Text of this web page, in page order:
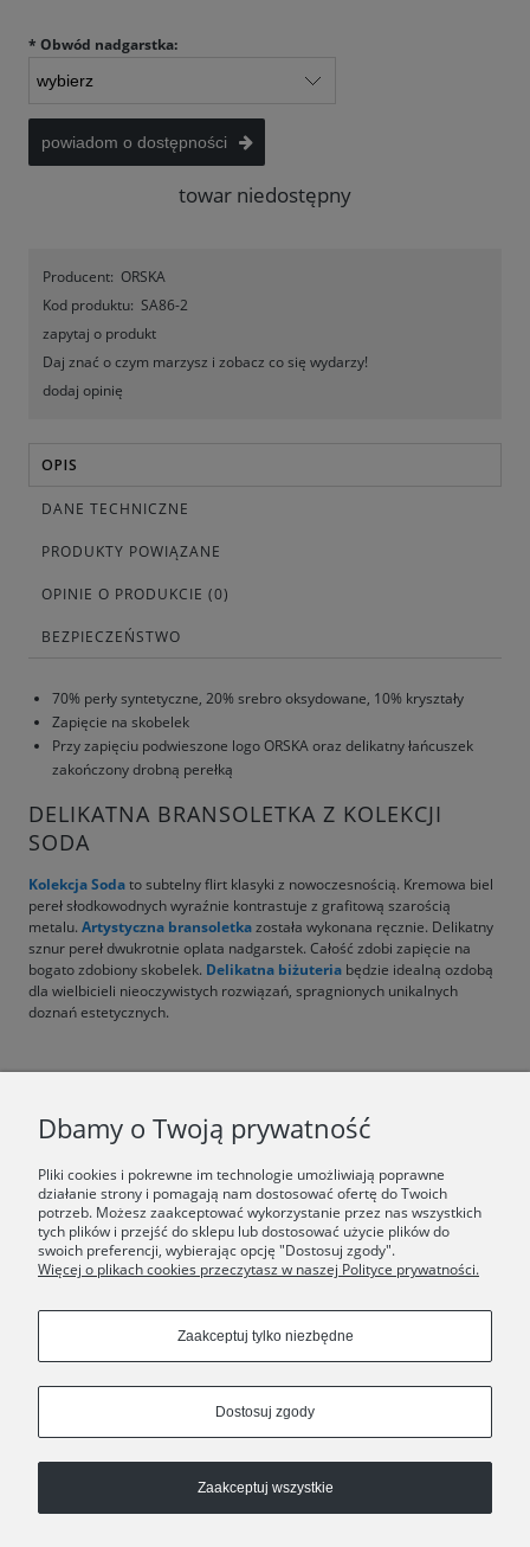
* Obwód nadgarstka:
powiadom o dostępności
towar niedostępny
Producent: ORSKA
Kod produktu: SA86-2
zapytaj o produkt
Daj znać o czym marzysz i zobacz co się wydarzy!
dodaj opinię
OPIS
DANE TECHNICZNE
PRODUKTY POWIĄZANE
OPINIE O PRODUKCIE (0)
BEZPIECZEŃSTWO
70% perły syntetyczne, 20% srebro oksydowane, 10% kryształy
Zapięcie na skobelek
Przy zapięciu podwieszone logo ORSKA oraz delikatny łańcuszek
zakończony drobną perełką
DELIKATNA BRANSOLETKA Z KOLEKCJI
SODA
Kolekcja Sodato subtelny flirt klasyki z nowoczesnością. Kremowa biel
pereł słodkowodnych wyraźnie kontrastuje z grafitową szarością
metalu. Artystyczna bransoletkazostała wykonana ręcznie. Delikatny
sznur pereł dwukrotnie oplata nadgarstek. Całość zdobi zapięcie na
bogato zdobiony skobelek. Delikatna biżuteria będzie idealną ozdobą
dla wielbicieli nieoczywistych rozwiązań, spragnionych unikalnych
doznań estetycznych.
ŚWIAT ORSKA
Dołącz do nas:
Copyrights © 2024 - ORSKA
Dbamy o Twoją prywatność
Pliki cookies i pokrewne im technologie umożliwiają poprawne
działanie strony i pomagają nam dostosować ofertę do Twoich
potrzeb. Możesz zaakceptować wykorzystanie przez nas wszystkich
tych plików i przejść do sklepu lub dostosować użycie plików do
swoich preferencji, wybierając opcję "Dostosuj zgody".
Więcej o plikach cookies przeczytasz w naszej Polityce prywatności.
Zaakceptuj tylko niezbędne
Dostosuj zgody
Zaakceptuj wszystkie